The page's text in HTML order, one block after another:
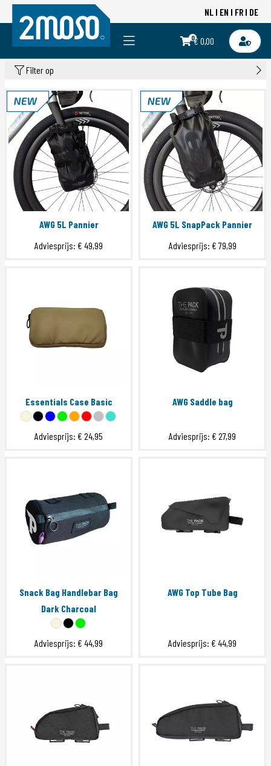
NL EN FR DE
0€ 0,00
Filter op
AWG 5L Pannier
Adviesprijs: € 49,99
AWG 5L SnapPack Pannier
Adviesprijs: € 79,99
Essentials Case Basic
Adviesprijs: € 24,95
AWG Saddle bag
Adviesprijs: € 27,99
Snack Bag Handlebar Bag
Dark Charcoal
Adviesprijs: € 44,99
AWG Top Tube Bag
Adviesprijs: € 44,99